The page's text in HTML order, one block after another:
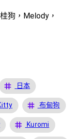
狗，Melody，
tag 日本
tag 布甸狗
tag Kuromi